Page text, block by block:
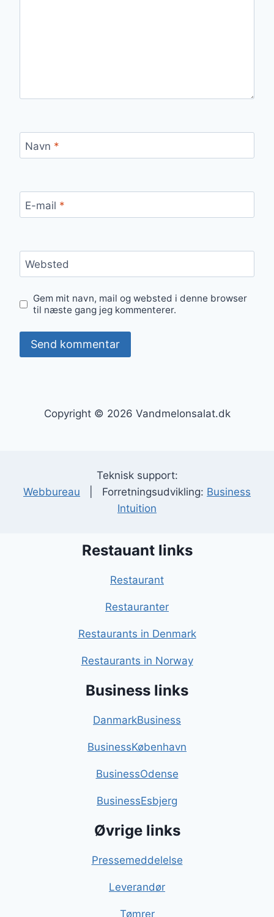
Navn *
E-mail *
Websted
Gem mit navn, mail og websted i denne browser
til næste gang jeg kommenterer.
Copyright © 2026 Vandmelonsalat.dk
Teknisk support:
Webbureau | Forretningsudvikling: Business
Intuition
Restauant links
Restaurant
Restauranter
Restaurants in Denmark
Restaurants in Norway
Business links
DanmarkBusiness
BusinessKøbenhavn
BusinessOdense
BusinessEsbjerg
Øvrige links
Pressemeddelelse
Leverandør
Tømrer